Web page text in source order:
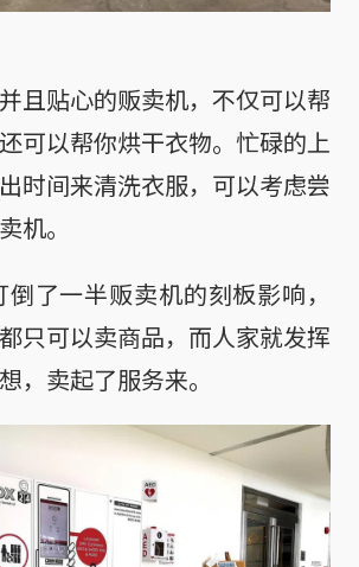
且贴心的贩卖机，不仅可以帮
可以帮你烘干衣物。忙碌的上
时间来清洗衣服，可以考虑尝
机。
了一半贩卖机的刻板影响，
只可以卖商品，而人家就发挥
，卖起了服务来。